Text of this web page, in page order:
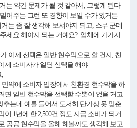
는 약간 문제가 될 것 같아서, 그렇게 된다
어주는 그런 또 경향이 보일 수가 있거든
는 좀 잘 생각해 보셔야지 되고, 스무 군데
세요 해야지 되는 거예요? 업체에 가가지
이제 선택은 일반 현수막으로 할 건지, 친
제 소비자가 일단 선택을 해야
,
만약에 소비자 입장에서 친환경 현수막을 하
면 일반 현수막을 선택할 수뿐이 없을 거고
추는데 예를 들어서 도저히 단가상 못 맞춘
이 1년에 한 2,500건 정도 지금 소비가 되거
공공 현수막을 올해 해볼까도 생각해 보고